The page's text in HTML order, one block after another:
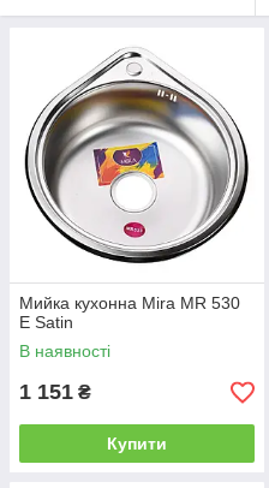
Мийка кухонна Mira MR 530
E Satin
В наявності
1 151 ₴
Купити